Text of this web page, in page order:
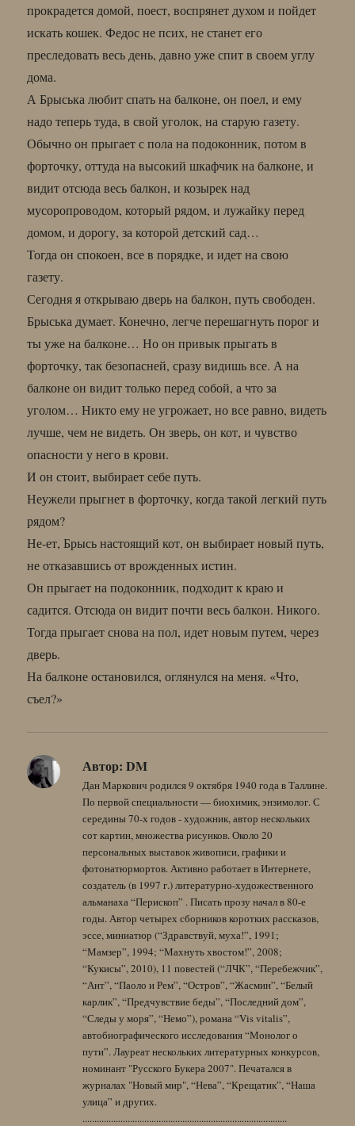
прокрадется домой, поест, воспрянет духом и пойдет
искать кошек. Федос не псих, не станет его
преследовать весь день, давно уже спит в своем углу
дома.
А Брыська любит спать на балконе, он поел, и ему
надо теперь туда, в свой уголок, на старую газету.
Обычно он прыгает с пола на подоконник, потом в
форточку, оттуда на высокий шкафчик на балконе, и
видит отсюда весь балкон, и козырек над
мусоропроводом, который рядом, и лужайку перед
домом, и дорогу, за которой детский сад…
Тогда он спокоен, все в порядке, и идет на свою
газету.
Сегодня я открываю дверь на балкон, путь свободен.
Брыська думает. Конечно, легче перешагнуть порог и
ты уже на балконе… Но он привык прыгать в
форточку, так безопасней, сразу видишь все. А на
балконе он видит только перед собой, а что за
уголом… Никто ему не угрожает, но все равно, видеть
лучше, чем не видеть. Он зверь, он кот, и чувство
опасности у него в крови.
И он стоит, выбирает себе путь.
Неужели прыгнет в форточку, когда такой легкий путь
рядом?
Не-ет, Брысь настоящий кот, он выбирает новый путь,
не отказавшись от врожденных истин.
Он прыгает на подоконник, подходит к краю и
садится. Отсюда он видит почти весь балкон. Никого.
Тогда прыгает снова на пол, идет новым путем, через
дверь.
На балконе остановился, оглянулся на меня. «Что,
съел?»
Автор: DM
Дан Маркович родился 9 октября 1940 года в Таллине.
По первой специальности — биохимик, энзимолог. С
середины 70-х годов - художник, автор нескольких
сот картин, множества рисунков. Около 20
персональных выставок живописи, графики и
фотонатюрмортов. Активно работает в Интернете,
создатель (в 1997 г.) литературно-художественного
альманаха “Перископ” . Писать прозу начал в 80-е
годы. Автор четырех сборников коротких рассказов,
эссе, миниатюр (“Здравствуй, муха!”, 1991;
“Мамзер”, 1994; “Махнуть хвостом!”, 2008;
“Кукисы”, 2010), 11 повестей (“ЛЧК”, “Перебежчик”,
“Ант”, “Паоло и Рем”, “Остров”, “Жасмин”, “Белый
карлик”, “Предчувствие беды”, “Последний дом”,
“Следы у моря”, “Немо”), романа “Vis vitalis”,
автобиографического исследования “Монолог о
пути”. Лауреат нескольких литературных конкурсов,
номинант "Русского Букера 2007". Печатался в
журналах "Новый мир", “Нева”, “Крещатик”, “Наша
улица” и других.
......................................................................................